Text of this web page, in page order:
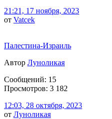
21:21, 17 ноября, 2023
от Vatcek
Палестина-Израиль
Автор Луноликая
Сообщений: 15
Просмотров: 3 182
12:03, 28 октября, 2023
от Луноликая